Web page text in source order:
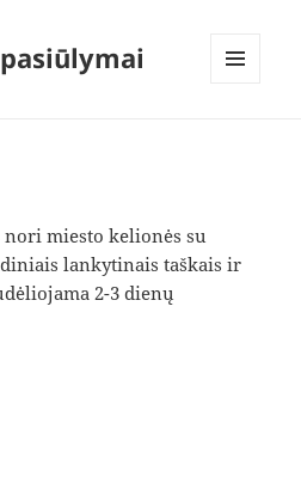
miesto kelionės su
lankytinais taškais ir
2-3 dienų